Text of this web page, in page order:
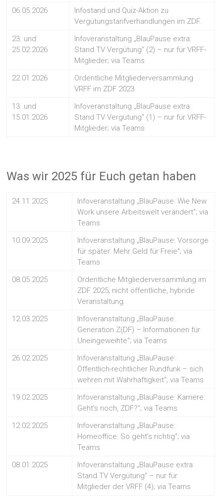
06.05.2026
Infostand und Quiz-Aktion zu
Vergütungstarifverhandlungen im ZDF.
23. und
25.02.2026
Infoveranstaltung „BlauPause extra:
Stand TV Vergütung“ (2) – nur für VRFF-
Mitglieder; via Teams
22.01.2026
Ordentliche Mitgliederversammlung
VRFF im ZDF 2023
13. und
15.01.2026
Infoveranstaltung „BlauPause extra:
Stand TV Vergütung“ (1) – nur für VRFF-
Mitglieder; via Teams
Was wir 2025 für Euch getan haben
24.11.2025
Infoveranstaltung „BlauPause: Wie New
Work unsere Arbeitswelt verändert“; via
Teams
10.09.2025
Infoveranstaltung „BlauPause: Vorsorge
für später: Mehr Geld für Freie“; via
Teams
08.05.2025
Ordentliche Mitgliederversammlung im
ZDF 2025; nicht öffentliche, hybride
Veranstaltung.
12.03.2025
Infoveranstaltung „BlauPause:
Generation Z(DF) – Informationen für
Uneingeweihte“; via Teams
26.02.2025
Infoveranstaltung „BlauPause:
Öffentlich-rechtlicher Rundfunk – sich
wehren mit Wahrhaftigkeit“; via Teams
19.02.2025
Infoveranstaltung „BlauPause: Karriere:
Geht’s noch, ZDF?“; via Teams
12.02.2025
Infoveranstaltung „BlauPause:
Homeoffice: So geht’s richtig“; via
Teams
08.01.2025
Infoveranstaltung „BlauPause extra:
Stand TV Vergütung“ – nur für
Mitglieder der VRFF (4); via Teams